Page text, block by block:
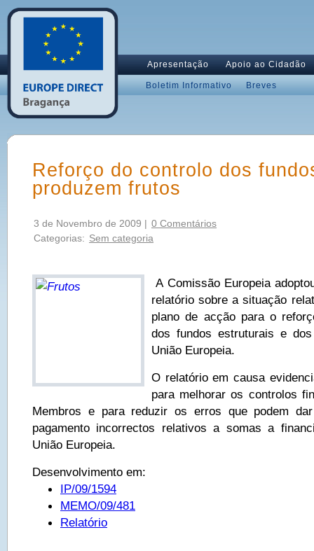
Apresentação Apoio ao Cidadão
Boletim Informativo Breves
Reforço do controlo dos
produzem frutos
3 de Novembro de 2009 | 0 Comentários
Categorias: Sem categoria
A Comissão Europeia
relatório sobre a situação
plano de acção para o
dos fundos estruturais e
União Europeia.
O relatório em causa
para melhorar os controlos
Membros e para reduzir os erros que podem
pagamento incorrectos relativos a somas a
União Europeia.
Desenvolvimento em:
IP/09/1594
MEMO/09/481
Relatório